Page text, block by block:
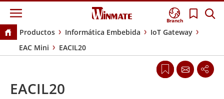
Branch
Productos Informática Embebida
IoT Gateway
EAC Mini
EACIL20
EACIL20